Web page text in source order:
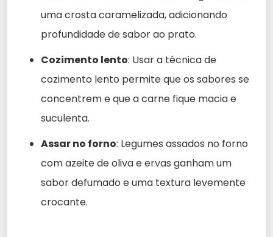
uma crosta caramelizada, adicionando
profundidade de sabor ao prato.
Cozimento lento: Usar a técnica de
cozimento lento permite que os sabores se
concentrem e que a carne fique macia e
suculenta.
Assar no forno: Legumes assados no forno
com azeite de oliva e ervas ganham um
sabor defumado e uma textura levemente
crocante.